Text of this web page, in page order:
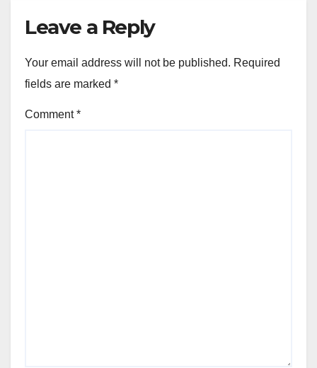
Leave a Reply
Your email address will not be published. Required
fields are marked *
Comment*